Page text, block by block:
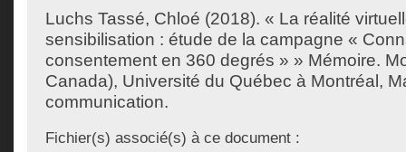
Luchs Tassé, Chloé (2018). « La réalité
sensibilisation : étude de la campagne «
consentement en 360 degrés » » Mémoire.
Canada), Université du Québec à Montréal,
communication.
Fichier(s) associé(s) à ce document :